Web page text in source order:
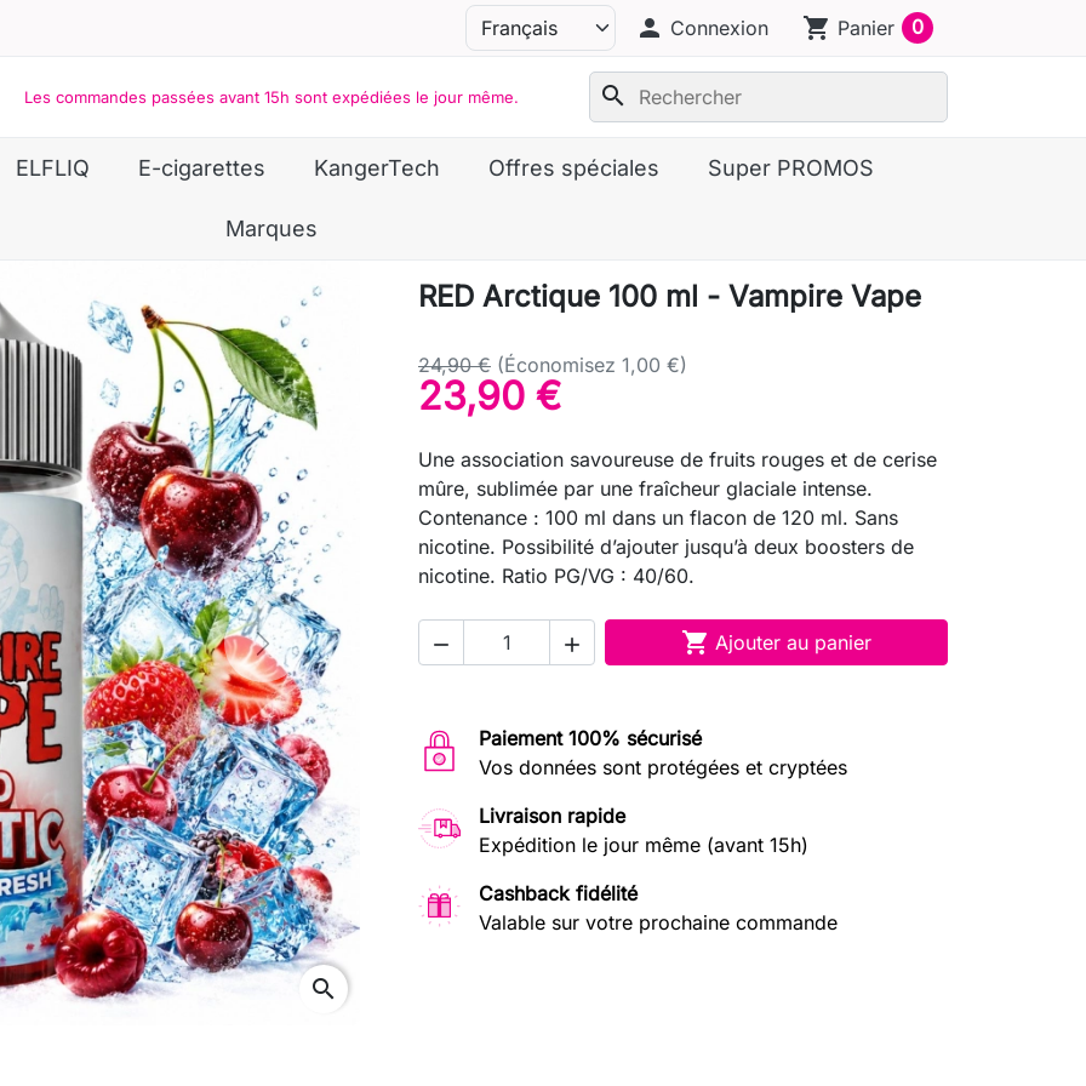
person Connexion shopping_cart Panier 0
Les commandes passées avant 15h sont expédiées le jour même. search
ELFLIQ E-cigarettes KangerTech Offres spéciales Super PROMOS
Marques
Next
search
RED Arctique 100 ml - Vampire Vape
24,90 € (Économisez 1,00 €)
23,90 €
Une association savoureuse de fruits rouges et de cerise
mûre, sublimée par une fraîcheur glaciale intense.
Contenance : 100 ml dans un flacon de 120 ml. Sans
nicotine. Possibilité d’ajouter jusqu’à deux boosters de
nicotine. Ratio PG/VG : 40/60.
   Ajouter au panier
Paiement 100% sécurisé
Vos données sont protégées et cryptées
Livraison rapide
Expédition le jour même (avant 15h)
Cashback fidélité
Valable sur votre prochaine commande